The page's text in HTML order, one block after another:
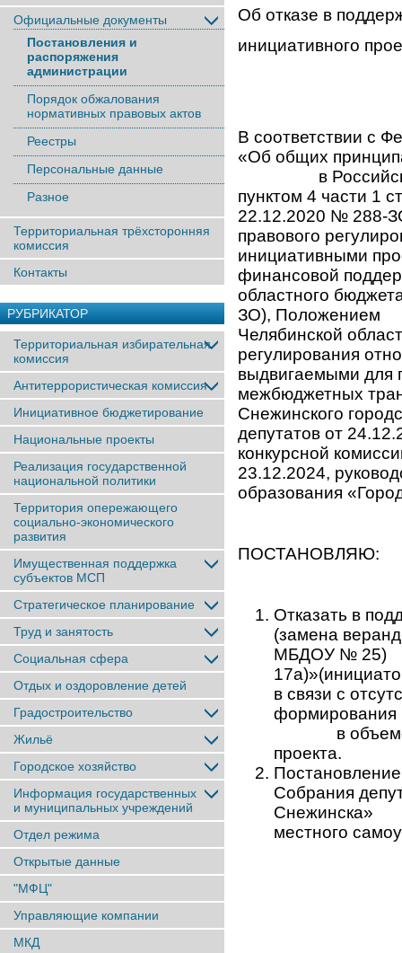
Официальные документы
Постановления и
распоряжения
администрации
Порядок обжалования
нормативных правовых актов
Реестры
Персональные данные
Разное
Территориальная трёхсторонняя
комиссия
Контакты
РУБРИКАТОР
Территориальная избирательная
комиссия
Антитеррористическая комиссия
Инициативное бюджетирование
Национальные проекты
Реализация государственной
национальной политики
Территория опережающего
социально-экономического
развития
Имущественная поддержка
субъектов МСП
Стратегическое планирование
Труд и занятость
Социальная сфера
Отдых и оздоровление детей
Градостроительство
Жильё
Городское хозяйство
Информация государственных
и муниципальных учреждений
Отдел режима
Открытые данные
"МФЦ"
Управляющие компании
МКД
Об отказе в
инициативного
В соответствии с
«Об общих
в Российской
пунктом 4 части 1
22.12.2020 №
правового
инициативными
финансовой
областного
ЗО),
Челябинской
регулирования
выдвигаемыми для
межбюджетных
Снежинского
депутатов от
конкурсной
23.12.2024,
образования
ПОСТАНОВЛЯЮ:
Отказать в
(замена
МБДОУ №
в связи с
формирования
в объеме,
проекта.
Собрания
местного